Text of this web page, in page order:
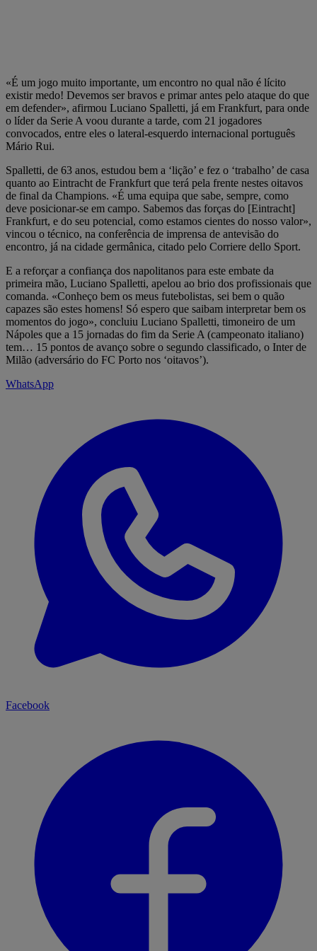
«É um jogo muito importante, um encontro no qual não é lícito
existir medo! Devemos ser bravos e primar antes pelo ataque do que
em defender», afirmou Luciano Spalletti, já em Frankfurt, para onde
o líder da Serie A voou durante a tarde, com 21 jogadores
convocados, entre eles o lateral-esquerdo internacional português
Mário Rui.
Spalletti, de 63 anos, estudou bem a ‘lição’ e fez o ‘trabalho’ de casa
quanto ao Eintracht de Frankfurt que terá pela frente nestes oitavos
de final da Champions. «É uma equipa que sabe, sempre, como
deve posicionar-se em campo. Sabemos das forças do [Eintracht]
Frankfurt, e do seu potencial, como estamos cientes do nosso valor»,
vincou o técnico, na conferência de imprensa de antevisão do
encontro, já na cidade germânica, citado pelo Corriere dello Sport.
E a reforçar a confiança dos napolitanos para este embate da
primeira mão, Luciano Spalletti, apelou ao brio dos profissionais que
comanda. «Conheço bem os meus futebolistas, sei bem o quão
capazes são estes homens! Só espero que saibam interpretar bem os
momentos do jogo», concluiu Luciano Spalletti, timoneiro de um
Nápoles que a 15 jornadas do fim da Serie A (campeonato italiano)
tem… 15 pontos de avanço sobre o segundo classificado, o Inter de
Milão (adversário do FC Porto nos ‘oitavos’).
WhatsApp
Facebook